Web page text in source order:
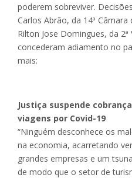
poderem sobreviver.
Carlos Abrão, da 14ª
Rilton Jose Domingues, da
concederam adiamento no
mais:
Justiça suspende
viagens por Covid-19
“Ninguém desconhece os
na economia, acarretando
grandes empresas e um
de modo que o setor de